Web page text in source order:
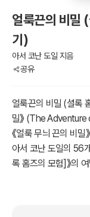
얼룩끈의 비밀
기)
아서 코난 도일 지음
공유
얼룩끈의 비밀 (셜록
밀》 (The Adventure
《얼룩 무늬 끈의 비
아서 코난 도일의 56
록 홈즈의 모험]》의